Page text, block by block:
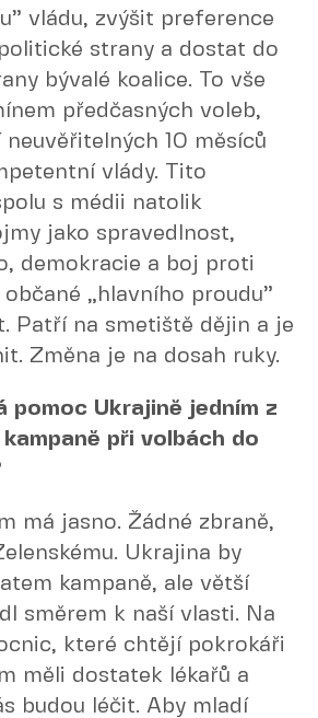
vládu, zvýšit preference
strany a dostat do
bývalé koalice. To vše
předčasných voleb,
neuvěřitelných 10 měsíců
vlády. Tito
s médii natolik
jako spravedlnost,
demokracie a boj proti
„hlavního proudu”
Patří na smetiště dějin a je
Změna je na dosah ruky.
pomoc Ukrajině jedním z
při volbách do
má jasno. Žádné zbraně,
Ukrajina by
kampaně, ale větší
směrem k naší vlasti. Na
které chtějí pokrokáři
měli dostatek lékařů a
budou léčit. Aby mladí